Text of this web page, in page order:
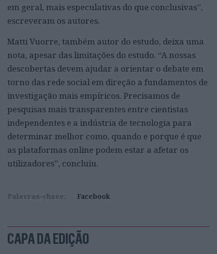
em geral, mais especulativas do que conclusivas”,
escreveram os autores.
Matti Vuorre, também autor do estudo, deixa uma
nota, apesar das limitações do estudo. “A nossas
descobertas devem ajudar a orientar o debate em
torno das rede social em direção a fundamentos de
investigação mais empíricos. Precisamos de
pesquisas mais transparentes entre cientistas
independentes e a indústria de tecnologia para
determinar melhor como, quando e porque é que
as plataformas online podem estar a afetar os
utilizadores”, concluiu.
Palavras-chave: Facebook
CAPA DA EDIÇÃO